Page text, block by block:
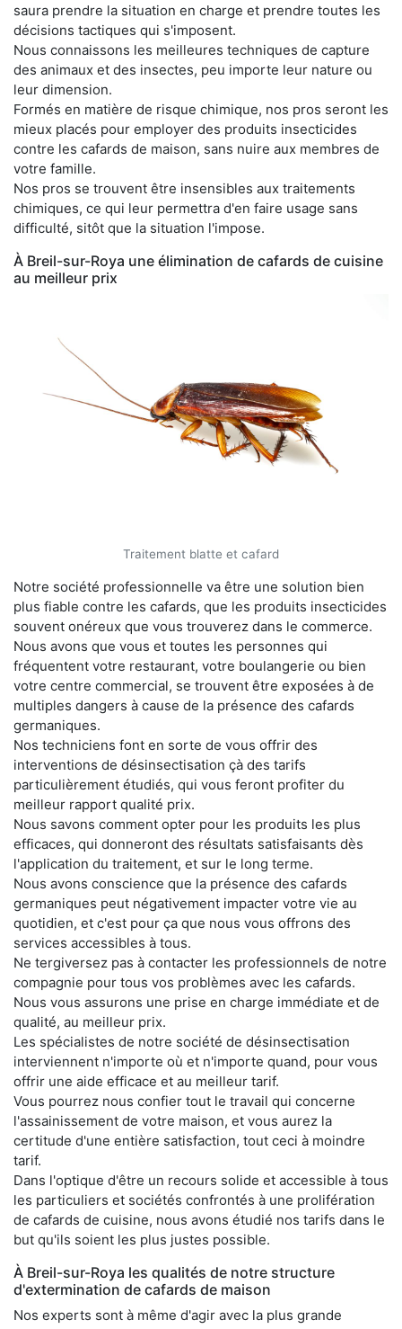
saura prendre la situation en charge et prendre toutes les
décisions tactiques qui s'imposent.
Nous connaissons les meilleures techniques de capture
des animaux et des insectes, peu importe leur nature ou
leur dimension.
Formés en matière de risque chimique, nos pros seront les
mieux placés pour employer des produits insecticides
contre les cafards de maison, sans nuire aux membres de
votre famille.
Nos pros se trouvent être insensibles aux traitements
chimiques, ce qui leur permettra d'en faire usage sans
difficulté, sitôt que la situation l'impose.
À Breil-sur-Roya une élimination de cafards de cuisine
au meilleur prix
Traitement blatte et cafard
Notre société professionnelle va être une solution bien
plus fiable contre les cafards, que les produits insecticides
souvent onéreux que vous trouverez dans le commerce.
Nous avons que vous et toutes les personnes qui
fréquentent votre restaurant, votre boulangerie ou bien
votre centre commercial, se trouvent être exposées à de
multiples dangers à cause de la présence des cafards
germaniques.
Nos techniciens font en sorte de vous offrir des
interventions de désinsectisation çà des tarifs
particulièrement étudiés, qui vous feront profiter du
meilleur rapport qualité prix.
Nous savons comment opter pour les produits les plus
efficaces, qui donneront des résultats satisfaisants dès
l'application du traitement, et sur le long terme.
Nous avons conscience que la présence des cafards
germaniques peut négativement impacter votre vie au
quotidien, et c'est pour ça que nous vous offrons des
services accessibles à tous.
Ne tergiversez pas à contacter les professionnels de notre
compagnie pour tous vos problèmes avec les cafards.
Nous vous assurons une prise en charge immédiate et de
qualité, au meilleur prix.
Les spécialistes de notre société de désinsectisation
interviennent n'importe où et n'importe quand, pour vous
offrir une aide efficace et au meilleur tarif.
Vous pourrez nous confier tout le travail qui concerne
l'assainissement de votre maison, et vous aurez la
certitude d'une entière satisfaction, tout ceci à moindre
tarif.
Dans l'optique d'être un recours solide et accessible à tous
les particuliers et sociétés confrontés à une prolifération
de cafards de cuisine, nous avons étudié nos tarifs dans le
but qu'ils soient les plus justes possible.
À Breil-sur-Roya les qualités de notre structure
d'extermination de cafards de maison
Nos experts sont à même d'agir avec la plus grande